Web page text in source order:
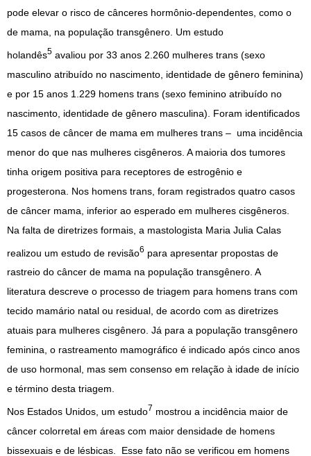
pode elevar o risco de cânceres hormônio-dependentes, como o
de mama, na população transgênero. Um estudo
holandês5 avaliou por 33 anos 2.260 mulheres trans (sexo
masculino atribuído no nascimento, identidade de gênero feminina)
e por 15 anos 1.229 homens trans (sexo feminino atribuído no
nascimento, identidade de gênero masculina). Foram identificados
15 casos de câncer de mama em mulheres trans – uma incidência
menor do que nas mulheres cisgêneros. A maioria dos tumores
tinha origem positiva para receptores de estrogênio e
progesterona. Nos homens trans, foram registrados quatro casos
de câncer mama, inferior ao esperado em mulheres cisgêneros.
Na falta de diretrizes formais, a mastologista Maria Julia Calas
realizou um estudo de revisão6 para apresentar propostas de
rastreio do câncer de mama na população transgênero. A
literatura descreve o processo de triagem para homens trans com
tecido mamário natal ou residual, de acordo com as diretrizes
atuais para mulheres cisgênero. Já para a população transgênero
feminina, o rastreamento mamográfico é indicado após cinco anos
de uso hormonal, mas sem consenso em relação à idade de início
e término desta triagem.
Nos Estados Unidos, um estudo7 mostrou a incidência maior de
câncer colorretal em áreas com maior densidade de homens
bissexuais e de lésbicas. Esse fato não se verificou em homens